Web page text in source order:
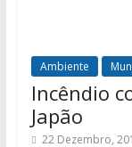
Ambiente
Incêndio
Japão
22 Dezembro,